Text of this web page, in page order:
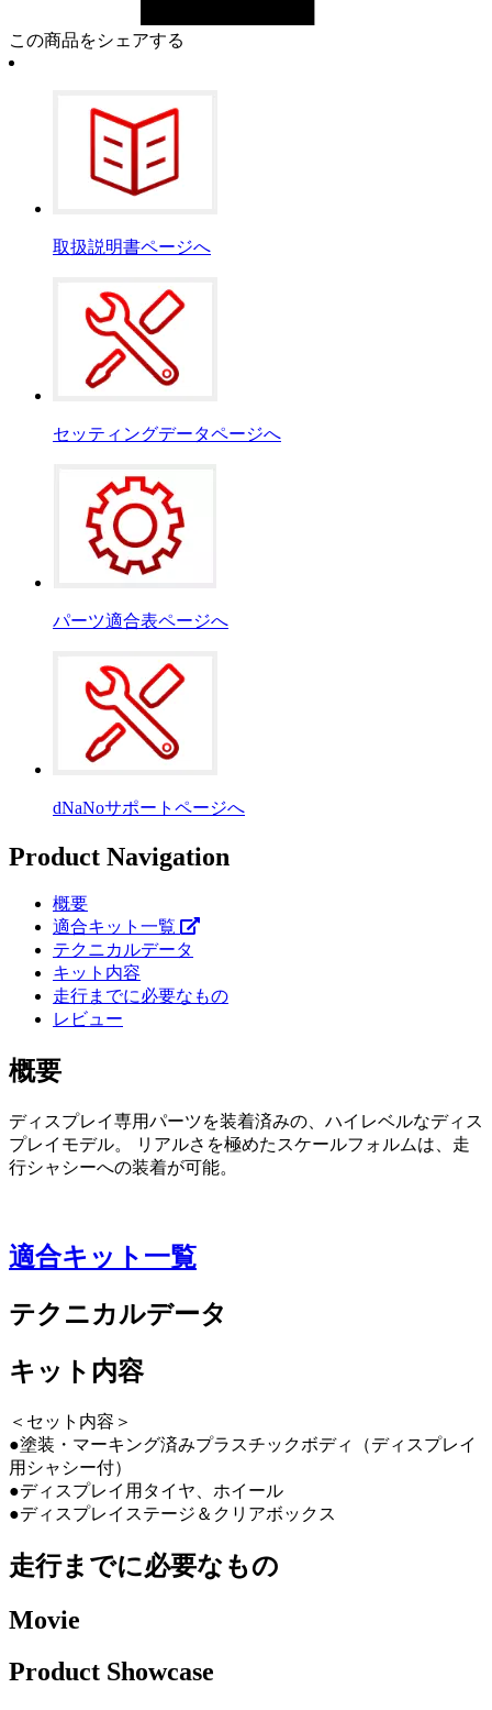
この商品をシェアする
取扱説明書ページへ
セッティングデータページへ
パーツ適合表ページへ
dNaNoサポートページへ
Product Navigation
概要
適合キット一覧
テクニカルデータ
キット内容
走行までに必要なもの
レビュー
概要
ディスプレイ専用パーツを装着済みの、ハイレベルなディス
プレイモデル。 リアルさを極めたスケールフォルムは、走
行シャシーへの装着が可能。
適合キット一覧
テクニカルデータ
キット内容
＜セット内容＞
●塗装・マーキング済みプラスチックボディ（ディスプレイ
用シャシー付）
●ディスプレイ用タイヤ、ホイール
●ディスプレイステージ＆クリアボックス
走行までに必要なもの
Movie
Product Showcase